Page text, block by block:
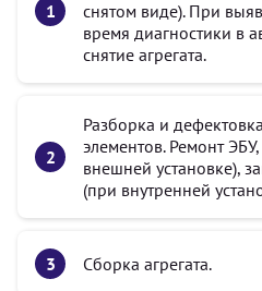
снятом виде). При
время диагностики в
снятие агрегата.
Разборка и
элементов. Ремонт
внешней установке),
(при внутренней
Сборка агрегата.